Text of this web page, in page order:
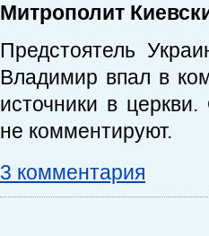
Митрополит
Предстоятель
Владимир впал в
источники в
не комментируют.
3 комментария